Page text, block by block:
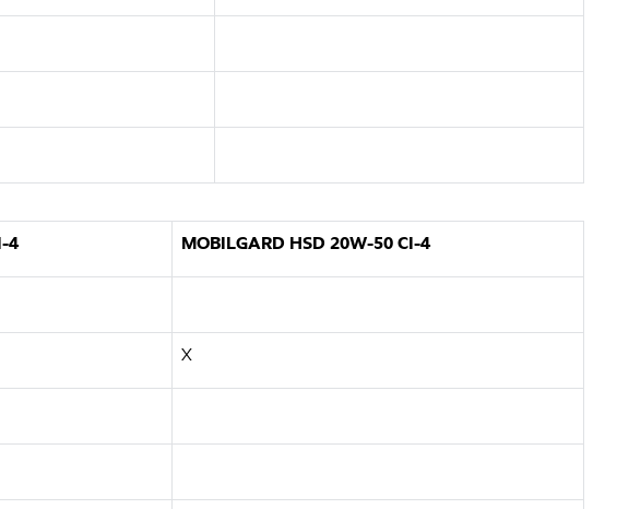
4 MOBILGARD HSD 20W-50 CI-4
X